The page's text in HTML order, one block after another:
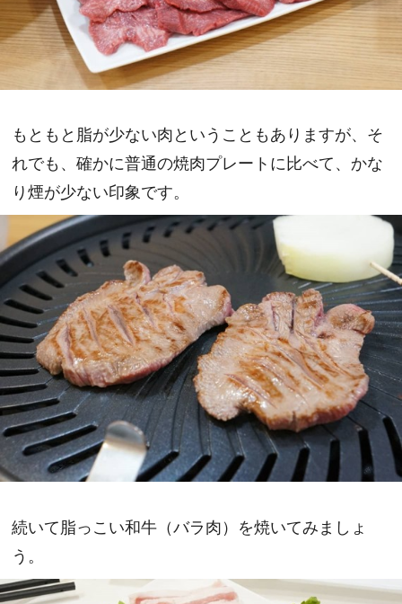
もともと脂が少ない肉ということもありますが、そ
れでも、確かに普通の焼肉プレートに比べて、かな
り煙が少ない印象です。
続いて脂っこい和牛（バラ肉）を焼いてみましょ
う。